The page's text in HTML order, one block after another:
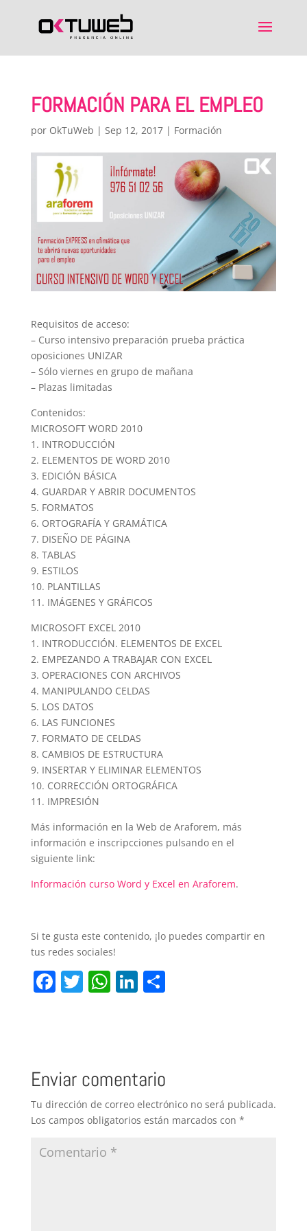
FORMACIÓN PARA EL EMPLEO
por OkTuWeb | Sep 12, 2017| Formación
Requisitos de acceso:
– Curso intensivo preparación prueba práctica
oposiciones UNIZAR
– Sólo viernes en grupo de mañana
– Plazas limitadas
Contenidos:
MICROSOFT WORD 2010
1. INTRODUCCIÓN
2. ELEMENTOS DE WORD 2010
3. EDICIÓN BÁSICA
4. GUARDAR Y ABRIR DOCUMENTOS
5. FORMATOS
6. ORTOGRAFÍA Y GRAMÁTICA
7. DISEÑO DE PÁGINA
8. TABLAS
9. ESTILOS
10. PLANTILLAS
11. IMÁGENES Y GRÁFICOS
MICROSOFT EXCEL 2010
1. INTRODUCCIÓN. ELEMENTOS DE EXCEL
2. EMPEZANDO A TRABAJAR CON EXCEL
3. OPERACIONES CON ARCHIVOS
4. MANIPULANDO CELDAS
5. LOS DATOS
6. LAS FUNCIONES
7. FORMATO DE CELDAS
8. CAMBIOS DE ESTRUCTURA
9. INSERTAR Y ELIMINAR ELEMENTOS
10. CORRECCIÓN ORTOGRÁFICA
11. IMPRESIÓN
Más información en la Web de Araforem, más
información e inscripcciones pulsando en el
siguiente link:
Información curso Word y Excel en Araforem.
Si te gusta este contenido, ¡lo puedes compartir en
tus redes sociales!
F
b
o
o
T W
A
p
p
Li
dI
n
C
tir
Enviar comentario
Tu dirección de correo electrónico no será publicada.
Los campos obligatorios están marcados con *